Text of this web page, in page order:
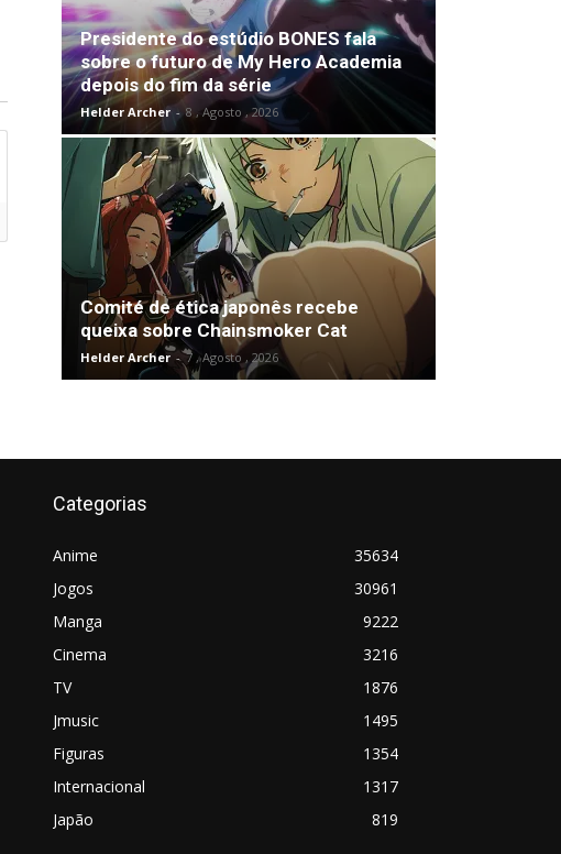
Presidente do estúdio BONES fala
sobre o futuro de My Hero Academia
depois do fim da série
Helder Archer - 8 , Agosto , 2026
Comité de ética japonês recebe
queixa sobre Chainsmoker Cat
Helder Archer - 7 , Agosto , 2026
Categorias
Anime
35634
Jogos
30961
Manga
9222
Cinema
3216
TV
1876
Jmusic
1495
Figuras
1354
Internacional
1317
Japão
819